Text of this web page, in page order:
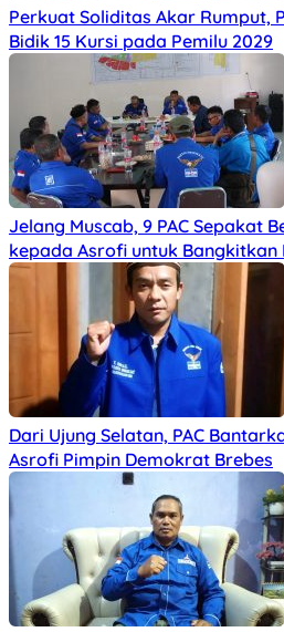
Perkuat Soliditas Akar Rumput,
Bidik 15 Kursi pada Pemilu 2029
Jelang Muscab, 9 PAC Sepakat
kepada Asrofi untuk Bangkitkan
Dari Ujung Selatan, PAC
Asrofi Pimpin Demokrat Brebes